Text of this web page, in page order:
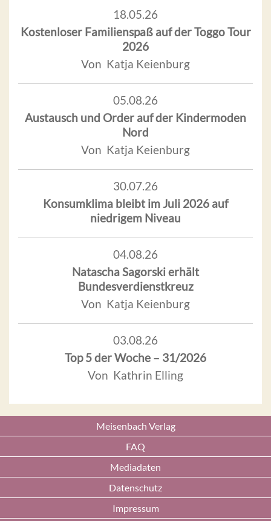
18.05.26
Kostenloser Familienspaß auf der Toggo Tour
2026
Von Katja Keienburg
05.08.26
Austausch und Order auf der Kindermoden
Nord
Von Katja Keienburg
30.07.26
Konsumklima bleibt im Juli 2026 auf
niedrigem Niveau
04.08.26
Natascha Sagorski erhält
Bundesverdienstkreuz
Von Katja Keienburg
03.08.26
Top 5 der Woche – 31/2026
Von Kathrin Elling
Meisenbach Verlag
FAQ
Mediadaten
Datenschutz
Impressum